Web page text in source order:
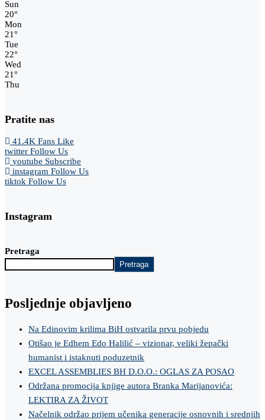
Sun
20°
Mon
21°
Tue
22°
Wed
21°
Thu
Pratite nas
41.4K Fans Like
twitter Follow Us
youtube Subscribe
instagram Follow Us
tiktok Follow Us
Instagram
Pretraga
Pretraga
Posljednje objavljeno
Na Edinovim krilima BiH ostvarila prvu pobjedu
Otišao je Edhem Edo Halilić – vizionar, veliki žepački
humanist i istaknuti poduzetnik
EXCEL ASSEMBLIES BH D.O.O.: OGLAS ZA POSAO
Održana promocija knjige autora Branka Marijanovića:
LEKTIRA ZA ŽIVOT
Načelnik održao prijem učenika generacije osnovnih i srednjih